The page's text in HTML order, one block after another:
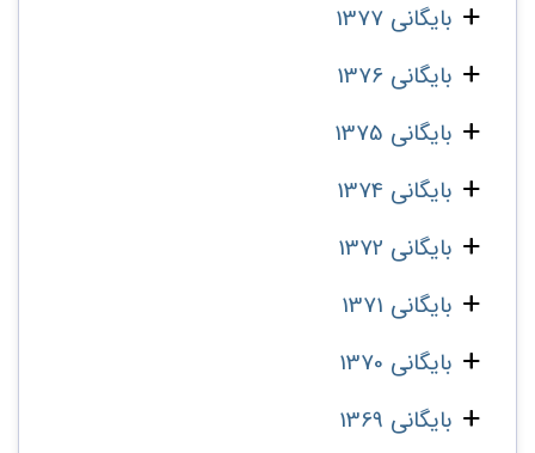
بایگانی 1377
بایگانی 1376
بایگانی 1375
بایگانی 1374
بایگانی 1372
بایگانی 1371
بایگانی 1370
بایگانی 1369